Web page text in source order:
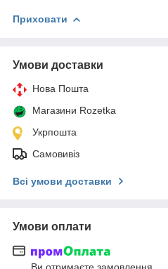
Приховати
Умови доставки
Нова Пошта
Магазини Rozetka
Укрпошта
Самовивіз
Всі умови доставки
Умови оплати